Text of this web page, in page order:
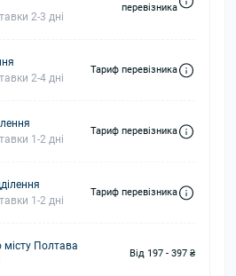
2-3 дні
перевізника
2-4 дні
Тариф перевізника
1-2 дні
Тариф перевізника
1-2 дні
Тариф перевізника
Полтава
Від 197 - 397 ₴